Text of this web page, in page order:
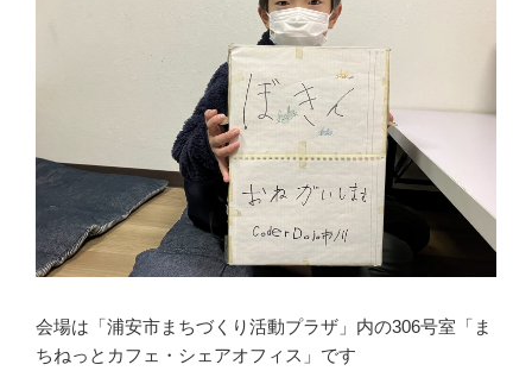
会場は「浦安市まちづくり活動プラザ」内の306号室「ま
ちねっとカフェ・シェアオフィス」です